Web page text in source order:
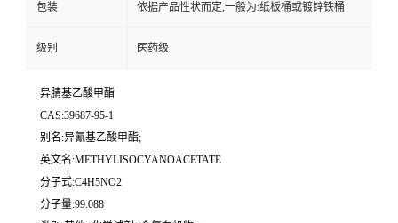
包装 依据产品性状而定,一般为:纸板桶或镀锌铁桶
级别 医药级
异腈基乙酸甲酯
CAS:39687-95-1
别名:异氰基乙酸甲酯;
英文名:METHYLISOCYANOACETATE
分子式:C4H5NO2
分子量:99.088